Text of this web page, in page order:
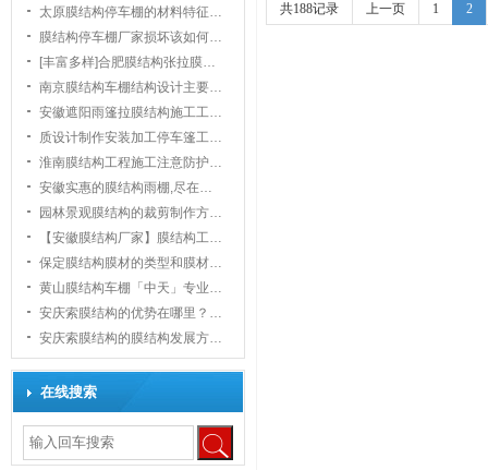
太原膜结构停车棚的材料特征…
膜结构停车棚厂家损坏该如何…
[丰富多样]合肥膜结构张拉膜…
南京膜结构车棚结构设计主要…
安徽遮阳雨篷拉膜结构施工工…
质设计制作安装加工停车篷工…
淮南膜结构工程施工注意防护…
安徽实惠的膜结构雨棚,尽在…
园林景观膜结构的裁剪制作方…
【安徽膜结构厂家】膜结构工…
保定膜结构膜材的类型和膜材…
黄山膜结构车棚「中天」专业…
安庆索膜结构的优势在哪里？…
安庆索膜结构的膜结构发展方…
在线搜索
共188记录 上一页 1 2